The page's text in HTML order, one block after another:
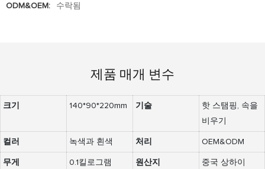
ODM&OEM: 수락됨
제품 매개 변수
크기 140*90*220mm 기술
핫 스탬핑, 속을
비우기
컬러 녹색과 흰색 처리 OEM&ODM
무게 0.1킬로그램 원산지 중국 상하이